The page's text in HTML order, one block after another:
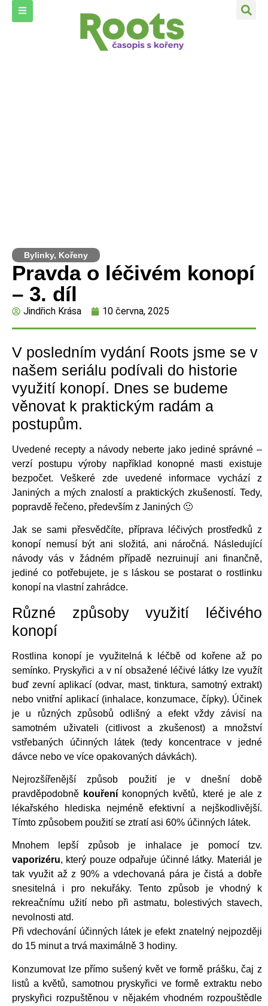
Bylinky, Kořeny
Pravda o léčivém konopí
– 3. díl
Jindřich Krása 10 června, 2025
V posledním vydání Roots jsme se v
našem seriálu podívali do historie
využití konopí. Dnes se budeme
věnovat k praktickým radám a
postupům.
Uvedené recepty a návody neberte jako jediné správné –
verzí postupu výroby například konopné masti existuje
bezpočet. Veškeré zde uvedené informace vychází z
Janiných a mých znalostí a praktických zkušeností. Tedy,
popravdě řečeno, především z Janiných 🙂
Jak se sami přesvědčíte, příprava léčivých prostředků z
konopí nemusí být ani složitá, ani náročná. Následující
návody vás v žádném případě nezruinují ani finančně,
jediné co potřebujete, je s láskou se postarat o rostlinku
konopí na vlastní zahrádce.
Různé způsoby využití léčivého
konopí
Rostlina konopí je využitelná k léčbě od kořene až po
semínko. Pryskyřici a v ní obsažené léčivé látky lze využít
buď zevní aplikací (odvar, mast, tinktura, samotný extrakt)
nebo vnitřní aplikací (inhalace, konzumace, čípky). Účinek
je u různých způsobů odlišný a efekt vždy závisí na
samotném uživateli (citlivost a zkušenost) a množství
vstřebaných účinných látek (tedy koncentrace v jedné
dávce nebo ve více opakovaných dávkách).
Nejrozšířenější způsob použití je v dnešní době
pravděpodobně kouření konopných květů, které je ale z
lékařského hlediska nejméně efektivní a nejškodlivější.
Tímto způsobem použití se ztratí asi 60% účinných látek.
Mnohem lepší způsob je inhalace je pomocí tzv.
vaporizéru, který pouze odpařuje účinné látky. Materiál je
tak využit až z 90% a vdechovaná pára je čistá a dobře
snesitelná i pro nekuřáky. Tento způsob je vhodný k
rekreačnímu užití nebo při astmatu, bolestivých stavech,
nevolnosti atd.
Při vdechování účinných látek je efekt znatelný nejpozději
do 15 minut a trvá maximálně 3 hodiny.
Konzumovat lze přímo sušený květ ve formě prášku, čaj z
listů a květů, samotnou pryskyřici ve formě extraktu nebo
pryskyřici rozpuštěnou v nějakém vhodném rozpouštědle